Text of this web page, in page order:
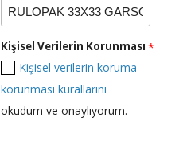
Kişisel Verilerin Korunması
Kişisel verilerin koruma
korunması kurallarını
okudum ve onaylıyorum.
*